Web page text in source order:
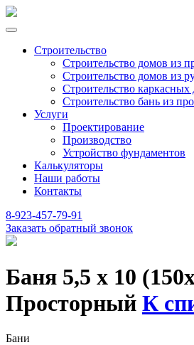
Строительство
Строительство домов из
Строительство домов из
Строительство каркасных
Строительство бань из
Услуги
Проектирование
Производство
Устройство фундаментов
Калькуляторы
Наши работы
Контакты
8-923-457-79-91
Заказать обратный звонок
Баня 5,5 х 10
Просторный К
Бани